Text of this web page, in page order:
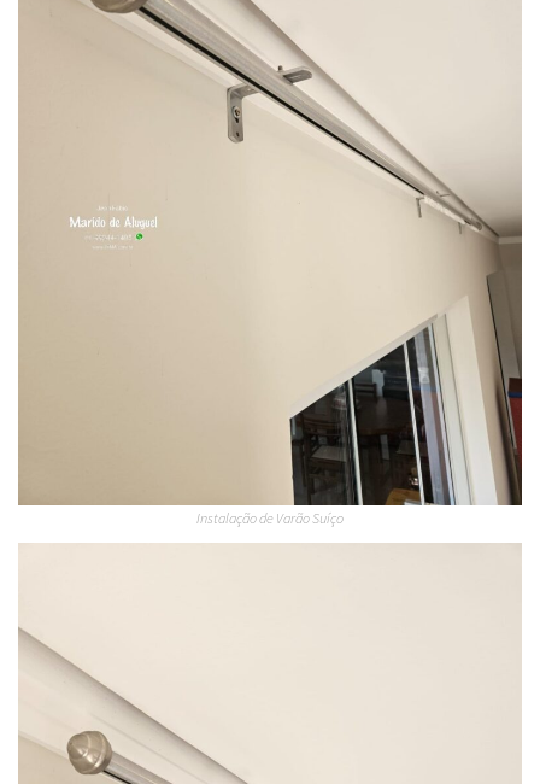
Instalação de Varão Suíço